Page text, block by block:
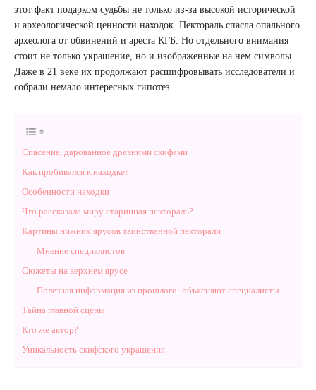
этот факт подарком судьбы не только из-за высокой исторической
и археологической ценности находок. Пектораль спасла опального
археолога от обвинений и ареста КГБ. Но отдельного внимания
стоит не только украшение, но и изображенные на нем символы.
Даже в 21 веке их продолжают расшифровывать исследователи и
собрали немало интересных гипотез.
Спасение, дарованное древними скифами
Как пробивался к находке?
Особенности находки
Что рассказала миру старинная пектораль?
Картины нижних ярусов таинственной пекторали
Мнение специалистов
Сюжеты на верхнем ярусе
Полезная информация из прошлого: объясняют специалисты
Тайна главной сцены
Кто же автор?
Уникальность скифского украшения